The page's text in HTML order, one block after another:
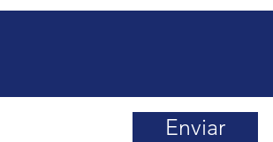
Enviar